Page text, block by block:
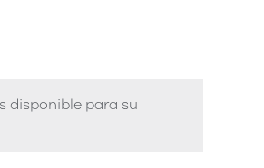
disponible para su